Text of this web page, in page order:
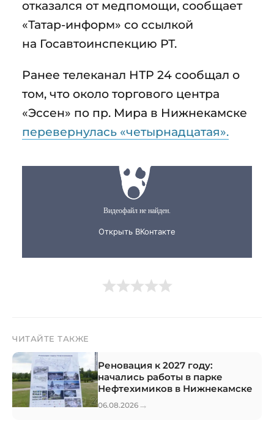
отказался от медпомощи, сообщает
«Татар-информ» со ссылкой
на Госавтоинспекцию РТ.
Ранее телеканал НТР 24 сообщал о
том, что около торгового центра
«Эссен» по пр. Мира в Нижнекамске
перевернулась «четырнадцатая».
ЧИТАЙТЕ ТАКЖЕ
Реновация к 2027 году:
начались работы в парке
Нефтехимиков в Нижнекамске
06.08.2026 →